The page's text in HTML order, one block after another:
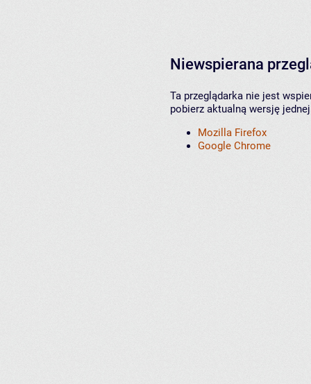
Niewspierana
Ta przeglądarka nie jest
pobierz aktualną wersję
Mozilla Firefox
Google Chrome